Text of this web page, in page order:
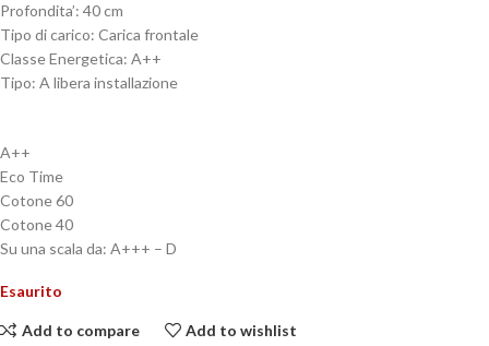
Profondita’: 40 cm
Tipo di carico: Carica frontale
Classe Energetica: A++
Tipo: A libera installazione
A++
Eco Time
Cotone 60
Cotone 40
Su una scala da: A+++ – D
Esaurito
Add to compare Add to wishlist